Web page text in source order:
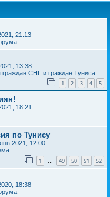
21:13
13:38
СНГ и граждан Туниса
1 2 3 4 5
18:21
по Тунису
2021, 12:00
1 … 49 50 51 52
18:38